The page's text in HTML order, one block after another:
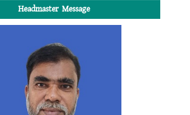
Headmaster Message